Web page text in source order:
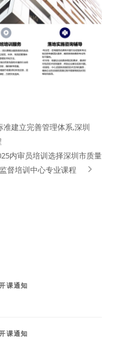
建立完善管理体系,深圳
内审员培训选择深圳市质量
督培训中心专业课程
课通知
课通知